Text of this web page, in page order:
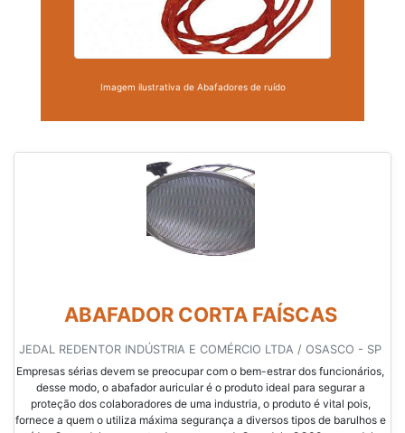
Imagem ilustrativa de Abafadores de ruído
ABAFADOR CORTA FAÍSCAS
JEDAL REDENTOR INDÚSTRIA E COMÉRCIO LTDA / OSASCO - SP
Empresas sérias devem se preocupar com o bem-estrar dos funcionários,
desse modo, o abafador auricular é o produto ideal para segurar a
proteção dos colaboradores de uma industria, o produto é vital pois,
fornece a quem o utiliza máxima segurança a diversos tipos de barulhos e